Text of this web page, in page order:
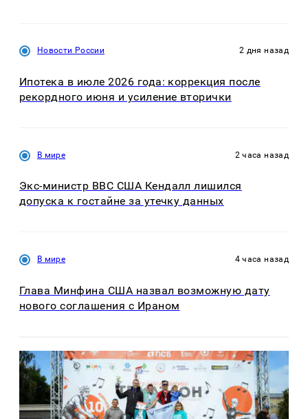
Новости России 2 дня назад
Ипотека в июле 2026 года: коррекция после
рекордного июня и усиление вторички
В мире 2 часа назад
Экс-министр ВВС США Кендалл лишился
допуска к гостайне за утечку данных
В мире 4 часа назад
Глава Минфина США назвал возможную дату
нового соглашения с Ираном